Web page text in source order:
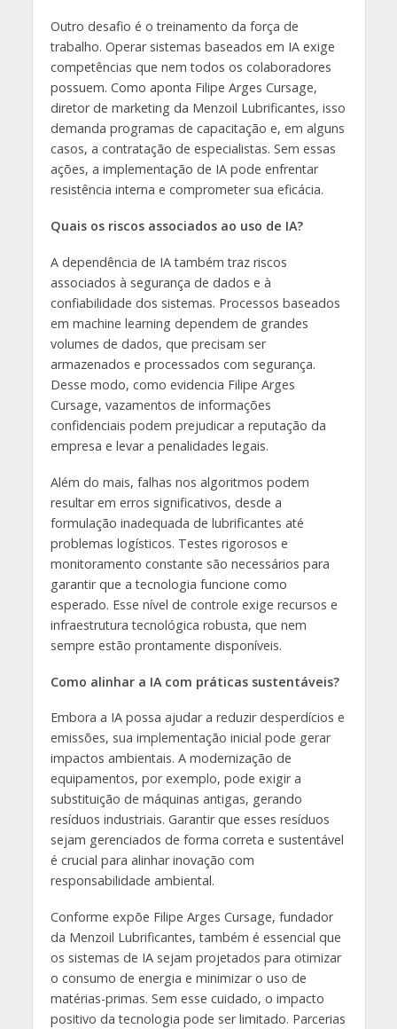
Outro desafio é o treinamento da força de
trabalho. Operar sistemas baseados em IA exige
competências que nem todos os colaboradores
possuem. Como aponta Filipe Arges Cursage,
diretor de marketing da Menzoil Lubrificantes, isso
demanda programas de capacitação e, em alguns
casos, a contratação de especialistas. Sem essas
ações, a implementação de IA pode enfrentar
resistência interna e comprometer sua eficácia.
Quais os riscos associados ao uso de IA?
A dependência de IA também traz riscos
associados à segurança de dados e à
confiabilidade dos sistemas. Processos baseados
em machine learning dependem de grandes
volumes de dados, que precisam ser
armazenados e processados com segurança.
Desse modo, como evidencia Filipe Arges
Cursage, vazamentos de informações
confidenciais podem prejudicar a reputação da
empresa e levar a penalidades legais.
Além do mais, falhas nos algoritmos podem
resultar em erros significativos, desde a
formulação inadequada de lubrificantes até
problemas logísticos. Testes rigorosos e
monitoramento constante são necessários para
garantir que a tecnologia funcione como
esperado. Esse nível de controle exige recursos e
infraestrutura tecnológica robusta, que nem
sempre estão prontamente disponíveis.
Como alinhar a IA com práticas sustentáveis?
Embora a IA possa ajudar a reduzir desperdícios e
emissões, sua implementação inicial pode gerar
impactos ambientais. A modernização de
equipamentos, por exemplo, pode exigir a
substituição de máquinas antigas, gerando
resíduos industriais. Garantir que esses resíduos
sejam gerenciados de forma correta e sustentável
é crucial para alinhar inovação com
responsabilidade ambiental.
Conforme expõe Filipe Arges Cursage, fundador
da Menzoil Lubrificantes, também é essencial que
os sistemas de IA sejam projetados para otimizar
o consumo de energia e minimizar o uso de
matérias-primas. Sem esse cuidado, o impacto
positivo da tecnologia pode ser limitado. Parcerias